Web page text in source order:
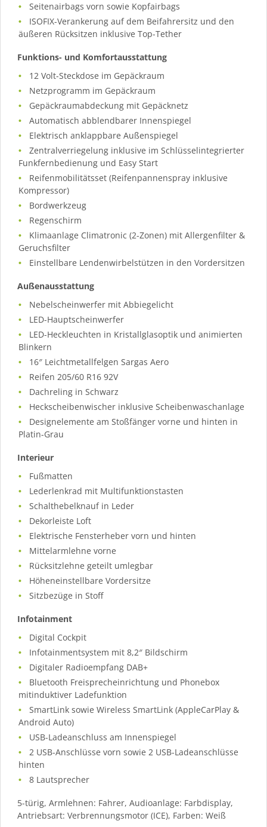
Seitenairbags vorn sowie Kopfairbags
ISOFIX-Verankerung auf dem Beifahrersitz und den
äußeren Rücksitzen inklusive Top-Tether
Funktions- und Komfortausstattung
12 Volt-Steckdose im Gepäckraum
Netzprogramm im Gepäckraum
Gepäckraumabdeckung mit Gepäcknetz
Automatisch abblendbarer Innenspiegel
Elektrisch anklappbare Außenspiegel
Zentralverriegelung inklusive im Schlüsselintegrierter
Funkfernbedienung und Easy Start
Reifenmobilitätsset (Reifenpannenspray inklusive
Kompressor)
Bordwerkzeug
Regenschirm
Klimaanlage Climatronic (2-Zonen) mit Allergenfilter &
Geruchsfilter
Einstellbare Lendenwirbelstützen in den Vordersitzen
Außenausstattung
Nebelscheinwerfer mit Abbiegelicht
LED-Hauptscheinwerfer
LED-Heckleuchten in Kristallglasoptik und animierten
Blinkern
16″ Leichtmetallfelgen Sargas Aero
Reifen 205/60 R16 92V
Dachreling in Schwarz
Heckscheibenwischer inklusive Scheibenwaschanlage
Designelemente am Stoßfänger vorne und hinten in
Platin-Grau
Interieur
Fußmatten
Lederlenkrad mit Multifunktionstasten
Schalthebelknauf in Leder
Dekorleiste Loft
Elektrische Fensterheber vorn und hinten
Mittelarmlehne vorne
Rücksitzlehne geteilt umlegbar
Höheneinstellbare Vordersitze
Sitzbezüge in Stoff
Infotainment
Digital Cockpit
Infotainmentsystem mit 8,2″ Bildschirm
Digitaler Radioempfang DAB+
Bluetooth Freisprecheinrichtung und Phonebox
mitinduktiver Ladefunktion
SmartLink sowie Wireless SmartLink (AppleCarPlay &
Android Auto)
USB-Ladeanschluss am Innenspiegel
2 USB-Anschlüsse vorn sowie 2 USB-Ladeanschlüsse
hinten
8 Lautsprecher
5-türig, Armlehnen: Fahrer, Audioanlage: Farbdisplay,
Antriebsart: Verbrennungsmotor (ICE), Farben: Weiß